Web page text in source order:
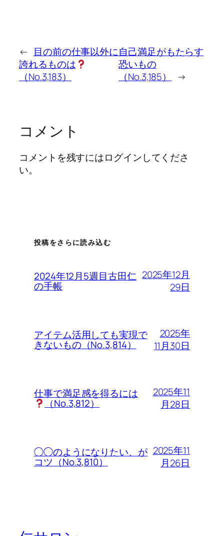
← 目の前の仕事以外に
誇れるものは
（No.3,183）
自己満足がもたらす
恐いもの
（No.3,185）
→
コメント
コメントを残すにはログインしてくださ
い。
投稿をさらに読み込む
2024年12月5週目古田仁
の手帳
2025年12月
29日
アイテム活用しても実現で
きないもの（No.3,814）
2025年
11月30日
仕事で満足感を得るには
（No.3,812）
2025年11
月28日
◯◯のようになりたい、が
コツ（No.3,810）
2025年11
月26日